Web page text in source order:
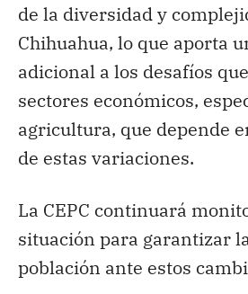
de la diversidad y
Chihuahua, lo que aporta
adicional a los desafíos
sectores económicos,
agricultura, que depende
de estas variaciones.
La CEPC continuará
situación para garantizar
población ante estos